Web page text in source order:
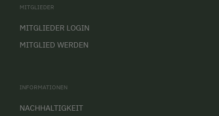
MITGLIEDER
MITGLIEDER LOGIN
MITGLIED WERDEN
INFORMATIONEN
NACHHALTIGKEIT